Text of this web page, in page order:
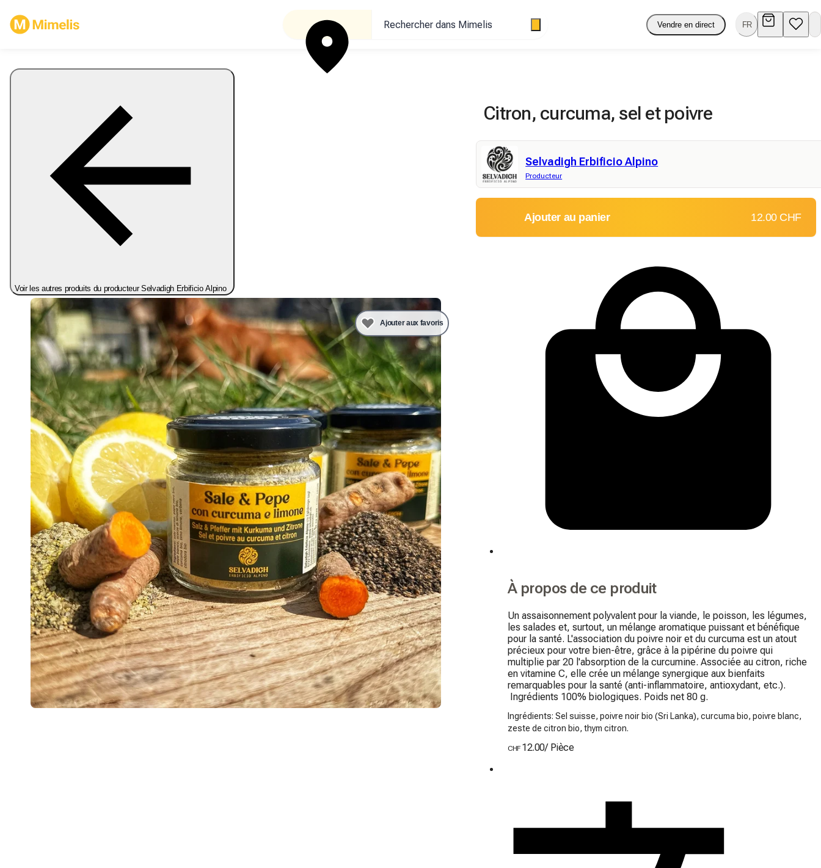
Rechercher dans Mimelis Vendre en direct FR
Voir les autres produits du producteur Selvadigh Erbificio Alpino
Ajouter aux favoris
Citron, curcuma, sel et poivre
Selvadigh Erbificio Alpino
Producteur
Ajouter au panier 12.00 CHF
À propos de ce produit
Un assaisonnement polyvalent pour la viande, le poisson, les légumes,
les salades et, surtout, un mélange aromatique puissant et bénéfique
pour la santé. L'association du poivre noir et du curcuma est un atout
précieux pour votre bien-être, grâce à la pipérine du poivre qui
multiplie par 20 l'absorption de la curcumine. Associée au citron, riche
en vitamine C, elle crée un mélange synergique aux bienfaits
remarquables pour la santé (anti-inflammatoire, antioxydant, etc.).
Ingrédients 100% biologiques. Poids net 80 g.
Ingrédients: Sel suisse, poivre noir bio (Sri Lanka), curcuma bio, poivre blanc,
zeste de citron bio, thym citron.
CHF 12.00/ Pièce